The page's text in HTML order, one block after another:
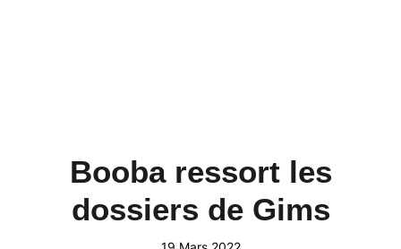
Booba ressort les
dossiers de Gims